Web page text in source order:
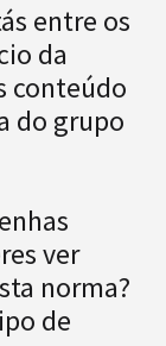
entre os
da
conteúdo
do grupo
ver
norma?
de